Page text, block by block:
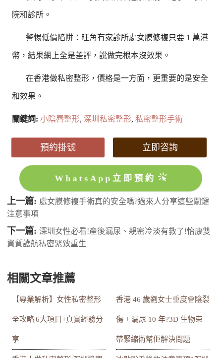
院和診所。
警惕低價陷阱：旺角有家診所處女膜修複只要 1 萬港
幣，結果網上全是差評，說做完根本沒效果。
在香港做私密整形，價格是一方面，更重要的是安全
和效果。
關鍵詞:小陰唇整形,深圳私密整形,私密整形手術
預約掛號 立即咨詢
WhatsApp立即預約
上一篇: 處女膜修複手術真的安全嗎?過來人分享這些關鍵
注意事項
下一篇: 深圳女性必看!產後漏尿、親密冷淡有救了!怡康雙
資質護航私密緊致重生
相關文章推薦
【專業解析】女性私密整形
全攻略|6大項目+真實經驗分
享
香港 46 歲劉女士重度會陰裂
傷 + 漏尿 10 年?3D 生物束
帶緊縮術幫佢解決問題